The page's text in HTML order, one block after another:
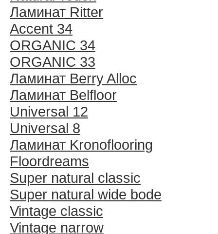
Ламинат Ritter
Accent 34
ORGANIC 34
ORGANIC 33
Ламинат Berry Alloc
Ламинат Belfloor
Universal 12
Universal 8
Ламинат Kronoflooring
Floordreams
Super natural classic
Super natural wide bode
Vintage classic
Vintage narrow